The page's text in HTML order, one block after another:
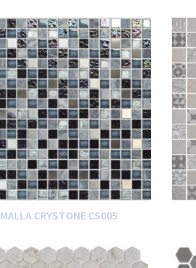
MALLA CRYSTONE CS005